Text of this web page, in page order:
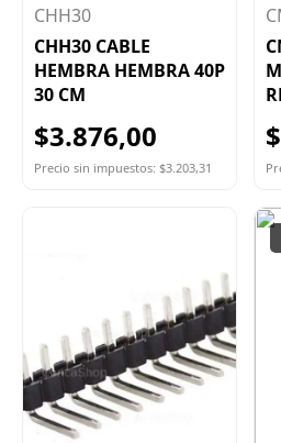
CHH30
CHH30 CABLE
HEMBRA HEMBRA 40P
30 CM
$3.876,00
Precio sin impuestos: $3.203,31